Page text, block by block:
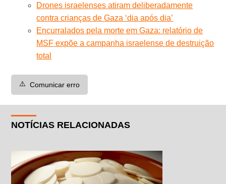
Drones israelenses atiram deliberadamente
contra crianças de Gaza ‘dia após dia’
Encurralados pela morte em Gaza: relatório de
MSF expõe a campanha israelense de destruição
total
⚠️ Comunicar erro
NOTÍCIAS RELACIONADAS